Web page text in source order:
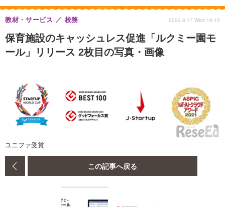
保育施設のキャッシュレス促進「ルクミー園モ
ール」リリース 2枚目の写真・画像
教材・サービス 校務 2022.8.17 Wed 16:15
ユニファ受賞
この記事へ戻る